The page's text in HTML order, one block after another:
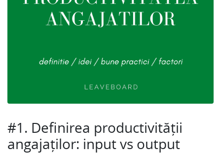
#1. Definirea productivității
angajaților: input vs output